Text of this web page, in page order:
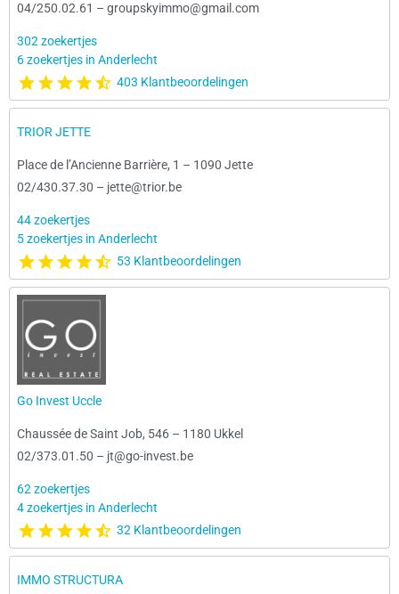
04/250.02.61 – groupskyimmo@gmail.com
302 zoekertjes
6 zoekertjes in Anderlecht
403 Klantbeoordelingen
TRIOR JETTE
Place de l’Ancienne Barrière, 1 – 1090 Jette
02/430.37.30 – jette@trior.be
44 zoekertjes
5 zoekertjes in Anderlecht
53 Klantbeoordelingen
Go Invest Uccle
Chaussée de Saint Job, 546 – 1180 Ukkel
02/373.01.50 – jt@go-invest.be
62 zoekertjes
4 zoekertjes in Anderlecht
32 Klantbeoordelingen
IMMO STRUCTURA